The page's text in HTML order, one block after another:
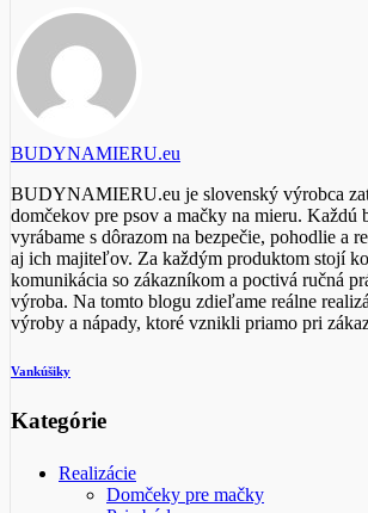
BUDYNAMIERU.eu
BUDYNAMIERU.eu je slovenský výrobca
domčekov pre psov a mačky na mieru. Každú
vyrábame s dôrazom na bezpečie, pohodlie a
aj ich majiteľov. Za každým produktom stojí
komunikácia so zákazníkom a poctivá ručná
výroba. Na tomto blogu zdieľame reálne
výroby a nápady, ktoré vznikli priamo pri
Vankúšiky
Kategórie
Realizácie
Domčeky pre mačky